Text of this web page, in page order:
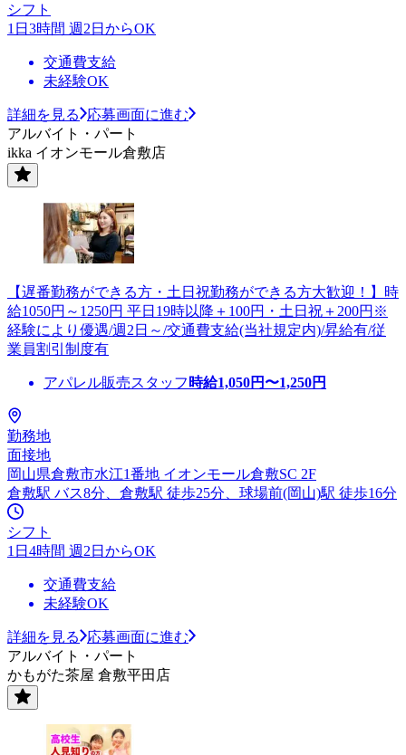
シフト
1日3時間 週2日からOK
交通費支給
未経験OK
詳細を見る
応募画面に進む
アルバイト・パート
ikka イオンモール倉敷店
【遅番勤務ができる方・土日祝勤務ができる方大歓迎！】時
給1050円～1250円 平日19時以降＋100円・土日祝＋200円※
経験により優遇/週2日～/交通費支給(当社規定内)/昇給有/従
業員割引制度有
アパレル販売スタッフ 時給1,050円〜1,250円
勤務地
面接地
岡山県倉敷市水江1番地 イオンモール倉敷SC 2F
倉敷駅 バス8分、倉敷駅 徒歩25分、球場前(岡山)駅 徒歩16分
シフト
1日4時間 週2日からOK
交通費支給
未経験OK
詳細を見る
応募画面に進む
アルバイト・パート
かもがた茶屋 倉敷平田店